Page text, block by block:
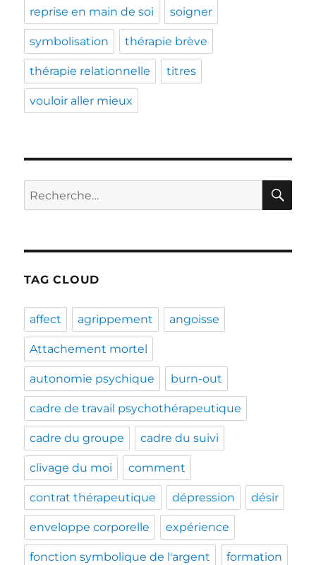
reprise en main de soi soigner
symbolisation thérapie brève
thérapie relationnelle titres
vouloir aller mieux
Recherche
pour :
TAG CLOUD
affect agrippement angoisse
Attachement mortel
autonomie psychique burn-out
cadre de travail psychothérapeutique
cadre du groupe cadre du suivi
clivage du moi comment
contrat thérapeutique dépression désir
enveloppe corporelle expérience
fonction symbolique de l'argent formation